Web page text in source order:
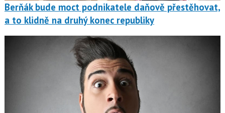
Berňák bude moct podnikatele daňově přestěhovat,
a to klidně na druhý konec republiky